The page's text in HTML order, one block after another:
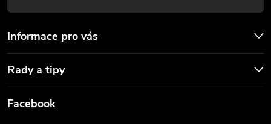
s
u
Informace pro vás
Rady a tipy
Facebook